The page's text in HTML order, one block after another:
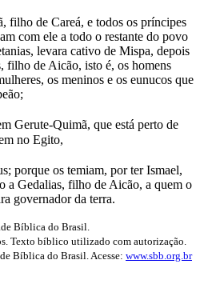
filho de Careá, e todos os príncipes
com ele a todo o restante do povo
levara cativo de Mispa, depois
filho de Aicão, isto é, os homens
os meninos e os eunucos que
Gerute-Quimã, que está perto de
no Egito,
porque os temiam, por ter Ismael,
a Gedalias, filho de Aicão, a quem o
governador da terra.
Bíblica do Brasil.
Texto bíblico utilizado com autorização.
Bíblica do Brasil. Acesse: www.sbb.org.br